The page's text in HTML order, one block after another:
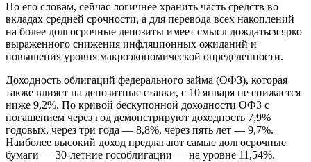
По его словам, сейчас логичнее хранить часть средств во
вкладах средней срочности, а для перевода всех накоплений
на более долгосрочные депозиты имеет смысл дождаться ярко
выраженного снижения инфляционных ожиданий и
повышения уровня макроэкономической определенности.
Доходность облигаций федерального займа (ОФЗ), которая
также влияет на депозитные ставки, с 10 января не снижается
ниже 9,2%. По кривой бескупонной доходности ОФЗ с
погашением через год демонстрируют доходность 7,9%
годовых, через три года — 8,8%, через пять лет — 9,7%.
Наиболее высокий доход предлагают самые долгосрочные
бумаги — 30-летние гособлигации — на уровне 11,54%.